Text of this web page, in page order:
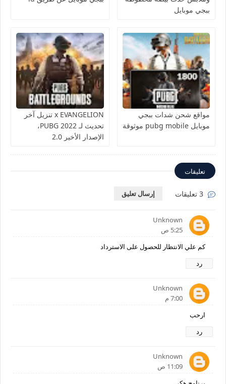
ببجي موبايل
مواقع شحن شدات ببجي
موبايل pubg mobile موثوقة
x EVANGELION تنزيل آخر
تحديث لـ PUBG 2022،
الإصدار الأخير 2.0
تعليقات
إرسال تعليق
Unknown
5:25 ص
كم علي الانتظار للحصول على الاسترداد
رد
Unknown
7:00 م
ارحب
رد
Unknown
11:09 ص